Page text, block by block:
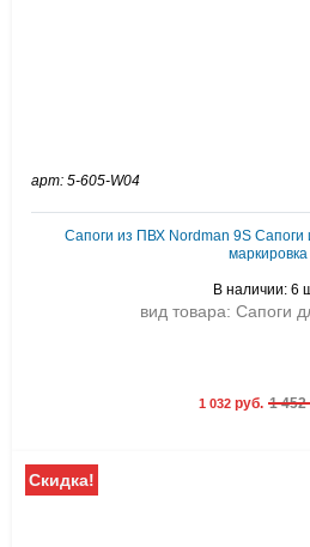
арт: 5-605-W04
Сапоги из ПВХ Nordman 9S
маркировка
В наличии: 6
вид товара: Сапоги
1 032руб. 1 452
Скидка!